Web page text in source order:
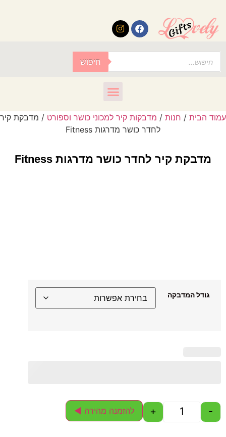
חיפוש
עמוד הבית / חנות / מדבקות קיר למכוני כושר וספורט / מדבקת קיר
לחדר כושר מדרגות Fitness
מדבקת קיר לחדר כושר מדרגות Fitness
גודל המדבקה
-
+ להזמנה מהירה ◄